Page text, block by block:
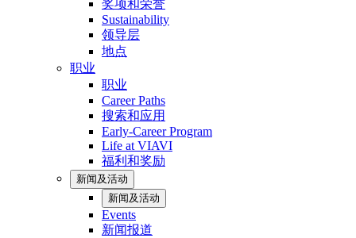
奖项和荣誉
Sustainability
领导层
地点
职业
职业
Career Paths
搜索和应用
Early-Career Program
Life at VIAVI
福利和奖励
新闻及活动
新闻及活动
Events
新闻报道